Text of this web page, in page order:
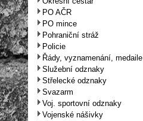
PO AČR
PO mince
Pohraniční stráž
Policie
Řády, vyznamenání, medaile
Služební odznaky
Střelecké odznaky
Svazarm
Voj. sportovní odznaky
Vojenské nášivky